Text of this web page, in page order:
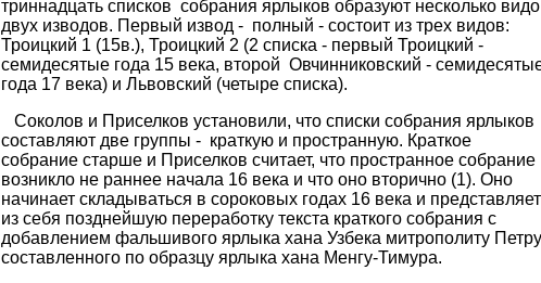
триннадцать списков собрания ярлыков образуют несколько
двух изводов. Первый извод - полный - состоит из трех видов:
Троицкий 1 (15в.), Троицкий 2 (2 списка - первый Троицкий -
семидесятые года 15 века, второй Овчинниковский -
года 17 века) и Львовский (четыре списка).
Соколов и Приселков установили, что списки собрания ярлыков
составляют две группы - краткую и пространную. Краткое
собрание старше и Приселков считает, что пространное собрание
возникло не раннее начала 16 века и что оно вторично (1). Оно
начинает складываться в сороковых годах 16 века и представляет
из себя позднейшую переработку текста краткого собрания с
добавлением фальшивого ярлыка хана Узбека митрополиту
составленного по образцу ярлыка хана Менгу-Тимура.